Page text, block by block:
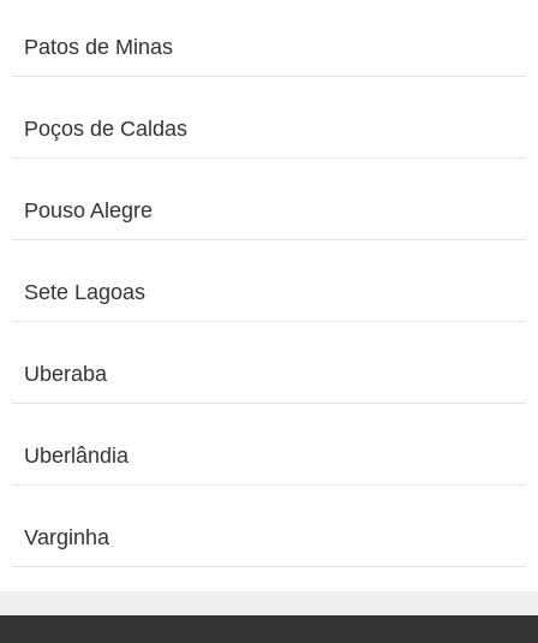
Patos de Minas
Poços de Caldas
Pouso Alegre
Sete Lagoas
Uberaba
Uberlândia
Varginha